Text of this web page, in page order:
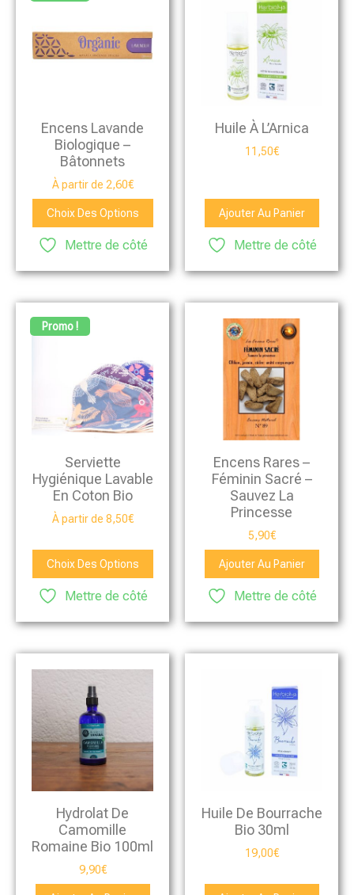
Encens Lavande
Biologique –
Bâtonnets
À partir de 2,60€
Choix Des Options
Mettre de côté
Huile À L’Arnica
11,50€
Ajouter Au Panier
Mettre de côté
Promo !
Serviette
Hygiénique Lavable
En Coton Bio
À partir de 8,50€
Choix Des Options
Mettre de côté
Encens Rares –
Féminin Sacré –
Sauvez La
Princesse
5,90€
Ajouter Au Panier
Mettre de côté
Hydrolat De
Camomille
Romaine Bio 100ml
9,90€
Huile De Bourrache
Bio 30ml
19,00€